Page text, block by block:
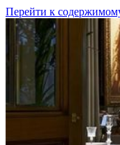
Перейти к